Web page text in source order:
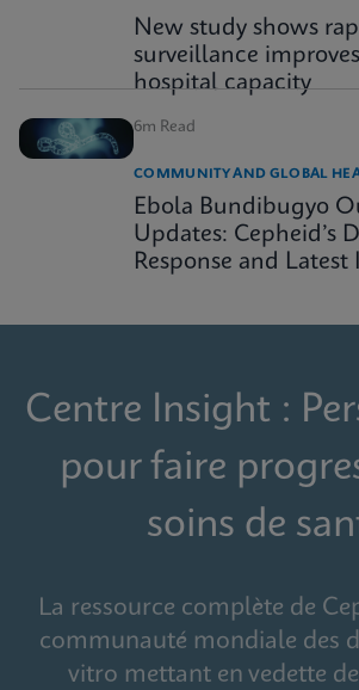
New study shows
surveillance
hospital capacity
6m Read
COMMUNITY AND GLOBAL
Ebola Bundibugyo
Updates: Cepheid’s
Response and
Centre Insight :
pour faire
soins de
La ressource complète de
communauté mondiale des
vitro mettant en vedette